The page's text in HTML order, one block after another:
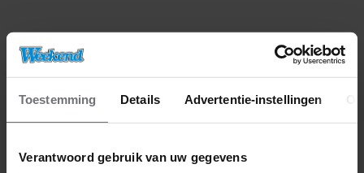
Toestemming Details Advertentie-instellingen
Verantwoord gebruik van uw gegevens